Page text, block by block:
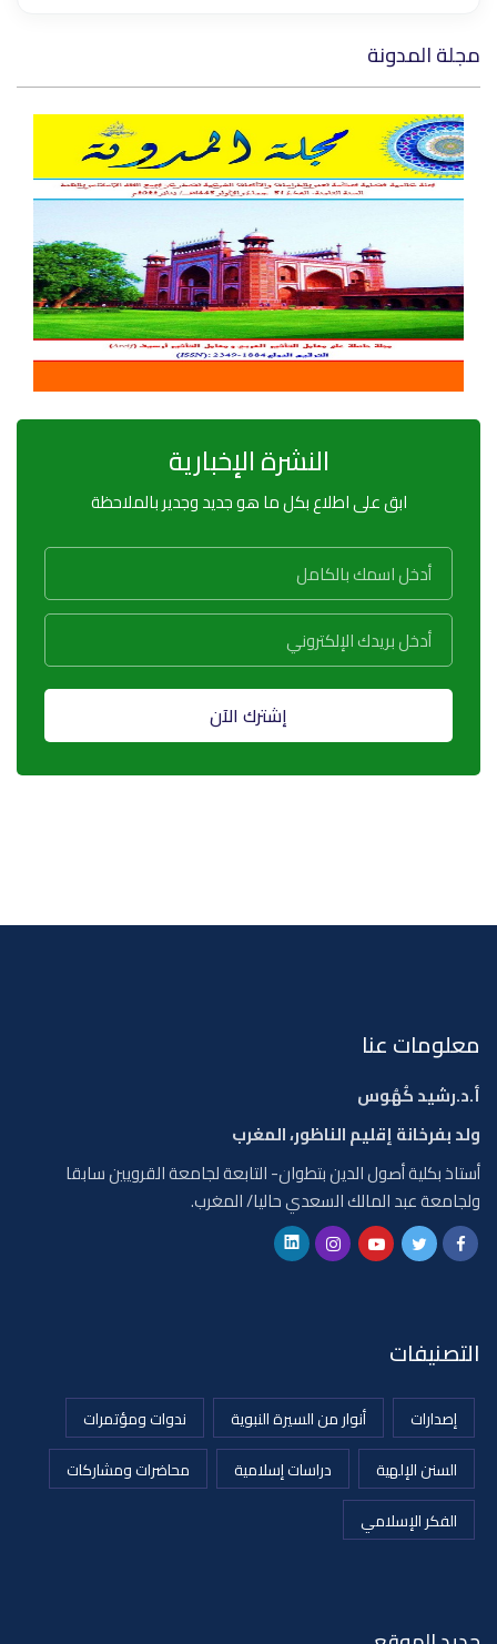
مجلة المدونة
النشرة الإخبارية
ابق على اطلاع بكل ما هو جديد وجدير بالملاحظة
إشترك الآن
معلومات عنا
أ.د.رشيد كُهُوس
ولد بفرخانة إقليم الناظور، المغرب
أستاذ بكلية أصول الدين بتطوان- التابعة لجامعة القرويين سابقا
ولجامعة عبد المالك السعدي حاليا/ المغرب.
التصنيفات
إصدارات أنوار من السيرة النبوية
ندوات ومؤتمرات
السنن الإلهية
دراسات إسلامية
محاضرات ومشاركات
الفكر الإسلامي